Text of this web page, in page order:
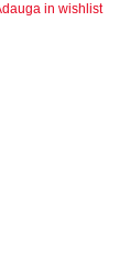
in wishlist